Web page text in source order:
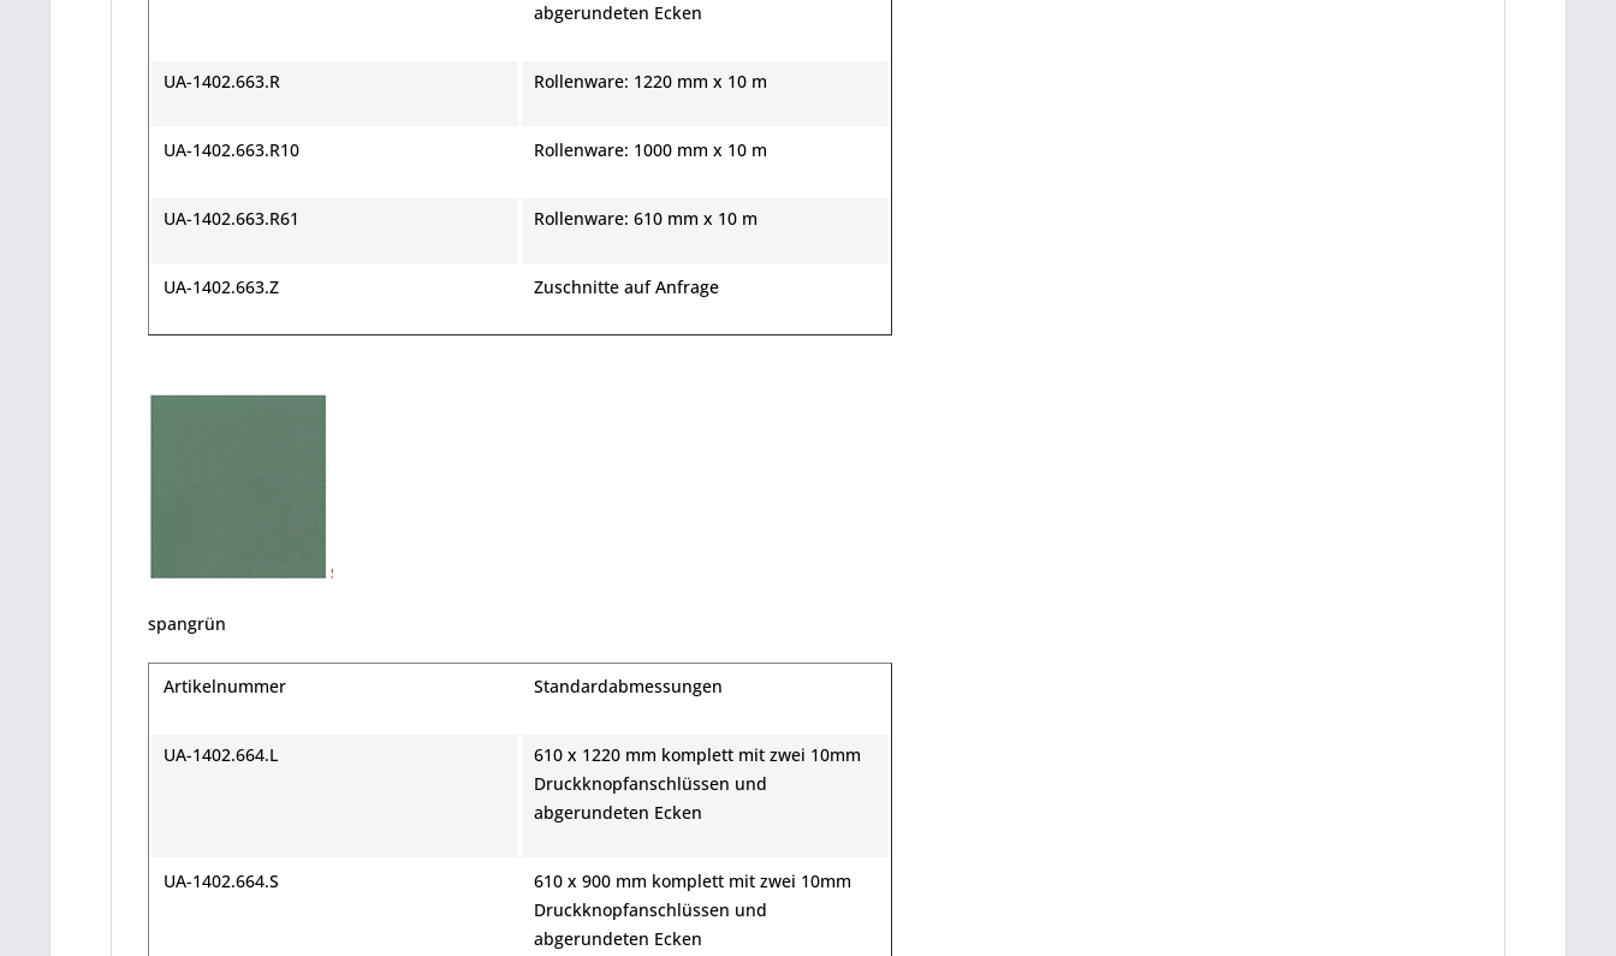
abgerundeten Ecken
UA-1402.663.R Rollenware: 1220 mm x 10 m
UA-1402.663.R10 Rollenware: 1000 mm x 10 m
UA-1402.663.R61 Rollenware: 610 mm x 10 m
UA-1402.663.Z Zuschnitte auf Anfrage
spangrün
Artikelnummer Standardabmessungen
UA-1402.664.L
610 x 1220 mm komplett mit zwei 10mm
Druckknopfanschlüssen und
abgerundeten Ecken
UA-1402.664.S
610 x 900 mm komplett mit zwei 10mm
Druckknopfanschlüssen und
abgerundeten Ecken